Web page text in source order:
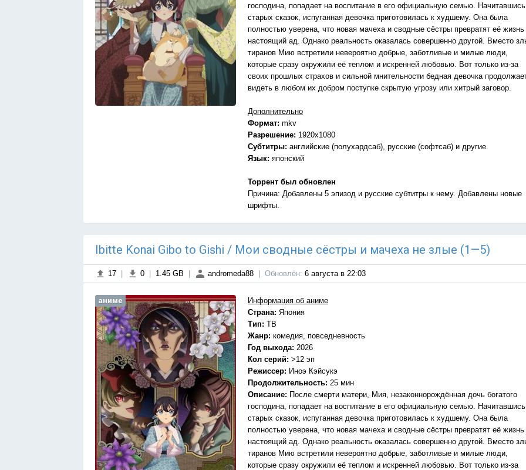
господина, попадает на воспитание в его официальную семью. Начитавшись
старых сказок, испуганная девочка приготовилась к худшему. Она была
полностью уверена, что новая мачеха и сводные сёстры превратят её жизнь
настоящий ад. Однако реальность оказалась совершенно другой. Вместо
тиранов Мию встретили невероятно добрые, заботливые и милые люди,
которые сразу окружили её теплом и искренней любовью. Вот только из-за
своих прошлых страхов и сильной мнительности бедная девочка
видеть в любом их добром поступке скрытую угрозу или хитрый заговор.
Дополнительно
Формат: mkv
Разрешение: 1920x1080
Субтитры: английские (полухардсаб), русские (софтсаб) и другие.
Язык: японский
Торрент был обновлен
Причина: Добавлены 5 эпизод и русские субтитры к нему. Добавлены новые
шрифты.
Ibitte Konai Gibo to Gishi / Мои сводные сёстры и мачеха не злые (1—5)
17 0 1.45 GB andromeda88 Обновлён: 6 августа в 22:03
аниме
Информация об аниме
Страна: Япония
Тип: ТВ
Жанр: комедия, повседневность
Год выхода: 2026
Кол серий: >12 эп
Режиссер: Иноэ Кэйсукэ
Продолжительность: 25 мин
Описание: После смерти матери, Мия, незаконнорождённая дочь богатого
господина, попадает на воспитание в его официальную семью. Начитавшись
старых сказок, испуганная девочка приготовилась к худшему. Она была
полностью уверена, что новая мачеха и сводные сёстры превратят её жизнь
настоящий ад. Однако реальность оказалась совершенно другой. Вместо
тиранов Мию встретили невероятно добрые, заботливые и милые люди,
которые сразу окружили её теплом и искренней любовью. Вот только из-за